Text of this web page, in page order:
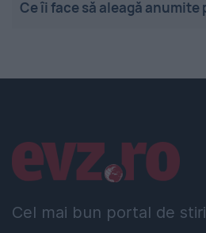
Ce îi face să aleagă anumite
Cel mai bun portal de
Linkuri utile